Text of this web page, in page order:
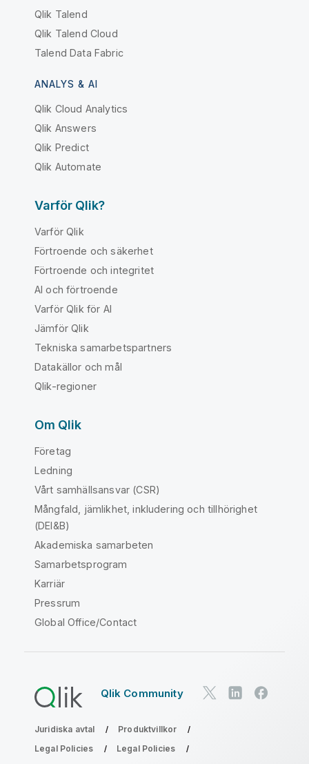
Qlik Talend
Qlik Talend Cloud
Talend Data Fabric
ANALYS & AI
Qlik Cloud Analytics
Qlik Answers
Qlik Predict
Qlik Automate
Varför Qlik?
Varför Qlik
Förtroende och säkerhet
Förtroende och integritet
AI och förtroende
Varför Qlik för AI
Jämför Qlik
Tekniska samarbetspartners
Datakällor och mål
Qlik-regioner
Om Qlik
Företag
Ledning
Vårt samhällsansvar (CSR)
Mångfald, jämlikhet, inkludering och tillhörighet
(DEI&B)
Akademiska samarbeten
Samarbetsprogram
Karriär
Pressrum
Global Office/Contact
Qlik Community
Juridiska avtal
Produktvillkor
Legal Policies
Legal Policies